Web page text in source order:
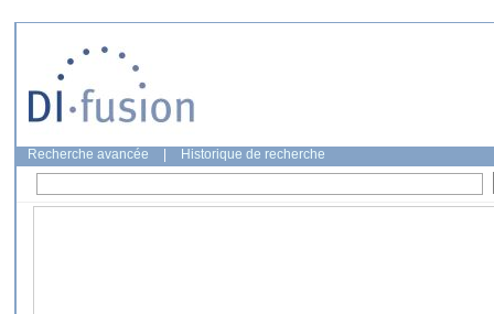
Recherche avancée Historique de recherche